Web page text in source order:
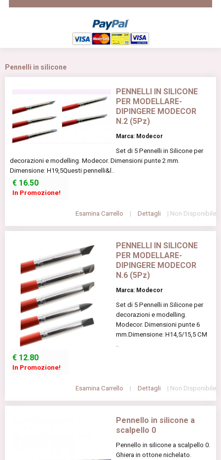
Pennelli in silicone
PENNELLI IN SILICONE
PER MODELLARE-
DIPINGERE MODECOR
N.2 (5Pz)
Marca: Modecor
Set di 5 Pennelli in Silicone per
decorazioni e modelling. Modecor. Dimensioni punte 2 mm.
Dimensione: H19,5Questi pennelli&l..
€ 16.50
In Promozione!
Esamina Carrello | Dettagli | Non Disponibile
PENNELLI IN SILICONE
PER MODELLARE-
DIPINGERE MODECOR
N.6 (5Pz)
Marca: Modecor
Set di 5 Pennelli in Silicone per
decorazioni e modelling.
Modecor. Dimensioni punte 6
mm.Dimensione: H14,5/15,5 CM
..
€ 12.80
In Promozione!
Esamina Carrello | Dettagli | Non Disponibile
Pennello in silicone a
scalpello 0
Pennello in silicone a scalpello 0.
Ghiera in ottone nichelato.